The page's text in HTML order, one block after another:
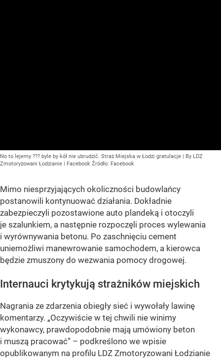
No to lejemy ??? byle by kół nie ubrudzić. Straż Miejska w Łodzi gratulacje | By LDZ
Zmotoryzowani Łodzianie | Facebook Źródło: Facebook
Mimo niesprzyjających okoliczności budowlańcy
postanowili kontynuować działania. Dokładnie
zabezpieczyli pozostawione auto plandeką i otoczyli
je szalunkiem, a następnie rozpoczęli proces wylewania
i wyrównywania betonu. Po zaschnięciu cement
uniemożliwi manewrowanie samochodem, a kierowca
będzie zmuszony do wezwania pomocy drogowej.
Internauci krytykują strażników miejskich
Nagrania ze zdarzenia obiegły sieć i wywołały lawinę
komentarzy. „Oczywiście w tej chwili nie winimy
wykonawcy, prawdopodobnie mają umówiony beton
i muszą pracować” – podkreślono we wpisie
opublikowanym na profilu LDZ Zmotoryzowani Łodzianie